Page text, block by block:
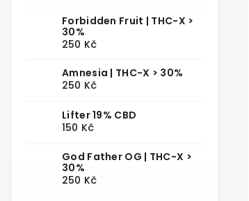
Forbidden Fruit | THC-X >
30%
250 Kč
Amnesia | THC-X > 30%
250 Kč
Lifter 19% CBD
150 Kč
God Father OG | THC-X >
30%
250 Kč